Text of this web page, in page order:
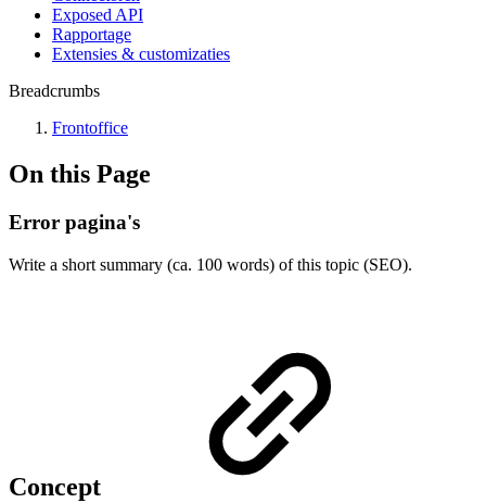
Exposed API
Rapportage
Extensies & customizaties
Breadcrumbs
Frontoffice
On this Page
Error pagina's
Write a short summary (ca. 100 words) of this topic (SEO).
Concept